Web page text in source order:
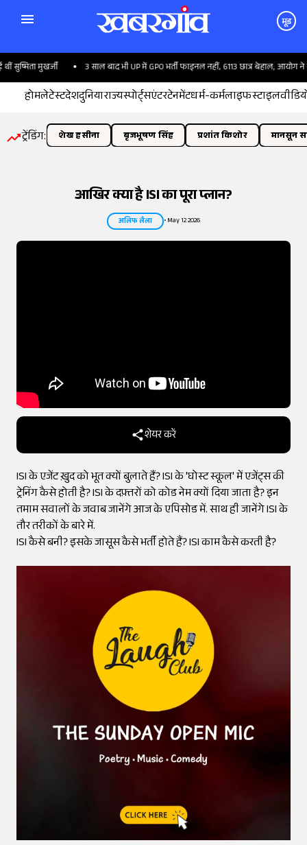
मूड
मुखर्जी 3 साल बाद भी UP में GPO भर्ती फाइनल नहीं, 6113 छात्र बेहाल; आयोग ने साधी
होमलेटेस्टदेशदुनियाराज्यस्पोर्ट्सएंटरटेनमेंटधर्म-कर्मलाइफस्टाइल
ट्रेंडिंग: शेख हसीना बृजभूषण सिंह प्रशांत किशोर मानसून
आखिर क्या है ISI का पूरा प्लान?
अलिफ लैला •May 12 2026
शेयर करें
ISI के एजेंट ख़ुद को भूत क्यों बुलाते हैं? ISI के 'घोस्ट स्कूल' में एजेंट्स की
ट्रेनिंग कैसे होती है? ISI के दफ़्तरों को कोड नेम क्यों दिया जाता है? इन
तमाम सवालों के जवाब जानेंगे आज के एपिसोड में. साथ ही जानेंगे ISI के
तौर तरीकों के बारे में.
ISI कैसे बनी? इसके जासूस कैसे भर्ती होते हैं? ISI काम कैसे करती है?